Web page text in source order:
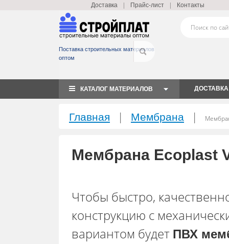
Доставка| Прайс-лист| Контакты
Поставка строительных материалов
оптом
КАТАЛОГ МАТЕРИАЛОВ ДОСТАВКА
Главная | Мембрана |
Мембрана Ecoplast
Чтобы быстро,
конструкцию с
вариантом будет ПВХ